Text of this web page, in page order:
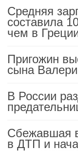
Средняя
составила
чем в
Пригожин
сына
В России
Сбежавшая
в ДТП и